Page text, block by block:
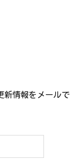
新情報をメールで